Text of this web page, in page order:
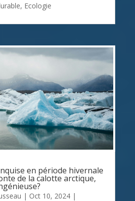
, Ecologie
en période hivernale
de la calotte arctique,
| Oct 10, 2024 |